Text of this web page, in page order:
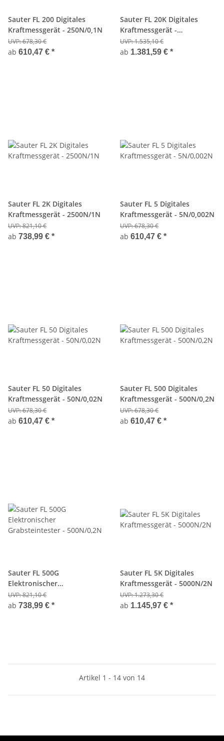
Sauter FL 200 Digitales
Kraftmessgerät - 250N/0,1N
UVP:678,30 €
ab 610,47 € *
Sauter FL 20K Digitales
Kraftmessgerät -
20000N/10N
UVP:1.535,10 €
ab 1.381,59 € *
Sauter FL 2K Digitales
Kraftmessgerät - 2500N/1N
UVP:821,10 €
ab 738,99 € *
Sauter FL 5 Digitales
Kraftmessgerät - 5N/0,002N
UVP:678,30 €
ab 610,47 € *
Sauter FL 50 Digitales
Kraftmessgerät - 50N/0,02N
UVP:678,30 €
ab 610,47 € *
Sauter FL 500 Digitales
Kraftmessgerät - 500N/0,2N
UVP:678,30 €
ab 610,47 € *
Sauter FL 500G
Elektronischer
Grabsteintester - 500N/0,2N
UVP:821,10 €
ab 738,99 € *
Sauter FL 5K Digitales
Kraftmessgerät - 5000N/2N
UVP:1.273,30 €
ab 1.145,97 € *
Artikel 1 - 14 von 14